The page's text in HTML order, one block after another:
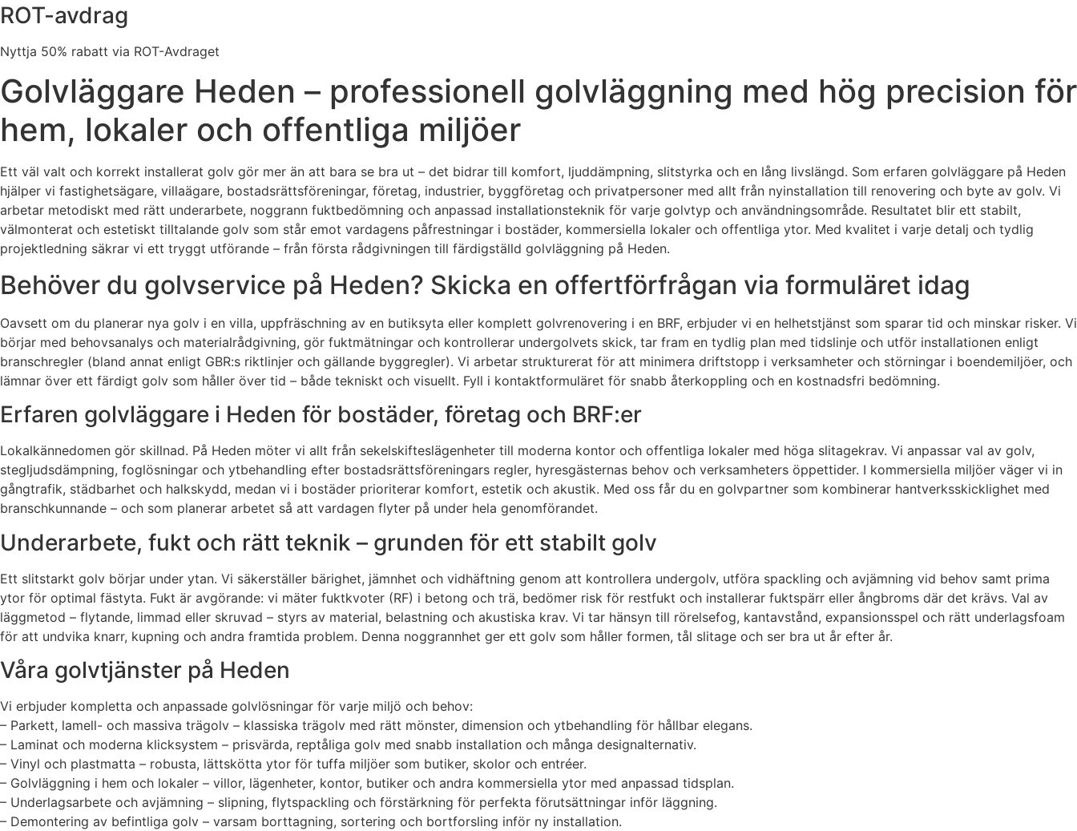
ROT-avdrag
Nyttja 50% rabatt via ROT-Avdraget
Golvläggare Heden – professionell golvläggning med hög precision för
hem, lokaler och offentliga miljöer
Ett väl valt och korrekt installerat golv gör mer än att bara se bra ut – det bidrar till komfort, ljuddämpning, slitstyrka och en lång livslängd. Som erfaren golvläggare på Heden
hjälper vi fastighetsägare, villaägare, bostadsrättsföreningar, företag, industrier, byggföretag och privatpersoner med allt från nyinstallation till renovering och byte av golv. Vi
arbetar metodiskt med rätt underarbete, noggrann fuktbedömning och anpassad installationsteknik för varje golvtyp och användningsområde. Resultatet blir ett stabilt,
välmonterat och estetiskt tilltalande golv som står emot vardagens påfrestningar i bostäder, kommersiella lokaler och offentliga ytor. Med kvalitet i varje detalj och tydlig
projektledning säkrar vi ett tryggt utförande – från första rådgivningen till färdigställd golvläggning på Heden.
Behöver du golvservice på Heden? Skicka en offertförfrågan via formuläret idag
Oavsett om du planerar nya golv i en villa, uppfräschning av en butiksyta eller komplett golvrenovering i en BRF, erbjuder vi en helhetstjänst som sparar tid och minskar risker. Vi
börjar med behovsanalys och materialrådgivning, gör fuktmätningar och kontrollerar undergolvets skick, tar fram en tydlig plan med tidslinje och utför installationen enligt
branschregler (bland annat enligt GBR:s riktlinjer och gällande byggregler). Vi arbetar strukturerat för att minimera driftstopp i verksamheter och störningar i boendemiljöer, och
lämnar över ett färdigt golv som håller över tid – både tekniskt och visuellt. Fyll i kontaktformuläret för snabb återkoppling och en kostnadsfri bedömning.
Erfaren golvläggare i Heden för bostäder, företag och BRF:er
Lokalkännedomen gör skillnad. På Heden möter vi allt från sekelskifteslägenheter till moderna kontor och offentliga lokaler med höga slitagekrav. Vi anpassar val av golv,
stegljudsdämpning, foglösningar och ytbehandling efter bostadsrättsföreningars regler, hyresgästernas behov och verksamheters öppettider. I kommersiella miljöer väger vi in
gångtrafik, städbarhet och halkskydd, medan vi i bostäder prioriterar komfort, estetik och akustik. Med oss får du en golvpartner som kombinerar hantverksskicklighet med
branschkunnande – och som planerar arbetet så att vardagen flyter på under hela genomförandet.
Underarbete, fukt och rätt teknik – grunden för ett stabilt golv
Ett slitstarkt golv börjar under ytan. Vi säkerställer bärighet, jämnhet och vidhäftning genom att kontrollera undergolv, utföra spackling och avjämning vid behov samt prima
ytor för optimal fästyta. Fukt är avgörande: vi mäter fuktkvoter (RF) i betong och trä, bedömer risk för restfukt och installerar fuktspärr eller ångbroms där det krävs. Val av
läggmetod – flytande, limmad eller skruvad – styrs av material, belastning och akustiska krav. Vi tar hänsyn till rörelsefog, kantavstånd, expansionsspel och rätt underlagsfoam
för att undvika knarr, kupning och andra framtida problem. Denna noggrannhet ger ett golv som håller formen, tål slitage och ser bra ut år efter år.
Våra golvtjänster på Heden
Vi erbjuder kompletta och anpassade golvlösningar för varje miljö och behov:
– Parkett, lamell- och massiva trägolv – klassiska trägolv med rätt mönster, dimension och ytbehandling för hållbar elegans.
– Laminat och moderna klicksystem – prisvärda, reptåliga golv med snabb installation och många designalternativ.
– Vinyl och plastmatta – robusta, lättskötta ytor för tuffa miljöer som butiker, skolor och entréer.
– Golvläggning i hem och lokaler – villor, lägenheter, kontor, butiker och andra kommersiella ytor med anpassad tidsplan.
– Underlagsarbete och avjämning – slipning, flytspackling och förstärkning för perfekta förutsättningar inför läggning.
– Demontering av befintliga golv – varsam borttagning, sortering och bortforsling inför ny installation.